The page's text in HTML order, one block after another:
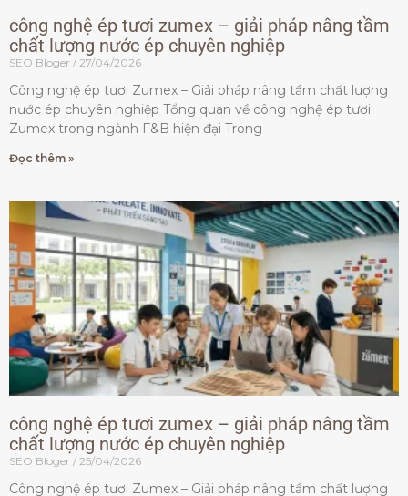
công nghệ ép tươi zumex – giải pháp nâng tầm
chất lượng nước ép chuyên nghiệp
SEO Bloger 27/04/2026
Công nghệ ép tươi Zumex – Giải pháp nâng tầm chất lượng
nước ép chuyên nghiệp Tổng quan về công nghệ ép tươi
Zumex trong ngành F&B hiện đại Trong
Đọc thêm »
công nghệ ép tươi zumex – giải pháp nâng tầm
chất lượng nước ép chuyên nghiệp
SEO Bloger 25/04/2026
Công nghệ ép tươi Zumex – Giải pháp nâng tầm chất lượng